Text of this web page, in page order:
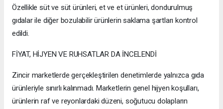
Özellikle süt ve süt ürünleri, et ve et ürünleri, dondurulmuş
gıdalar ile diğer bozulabilir ürünlerin saklama şartları kontrol
edildi.
FİYAT, HİJYEN VE RUHSATLAR DA İNCELENDİ
Zincir marketlerde gerçekleştirilen denetimlerde yalnızca gıda
ürünleriyle sınırlı kalınmadı. Marketlerin genel hijyen koşulları,
ürünlerin raf ve reyonlardaki düzeni, soğutucu dolapların